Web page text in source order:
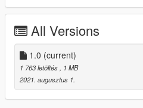
-Use this mod to Add-Ons-Peds:
Or Replace any Ped you want
ped you want to replace
---------------
-SPANISH
All Versions
1.0 (current)
1 763 letöltés
, 1 MB
2021. augusztus 1.